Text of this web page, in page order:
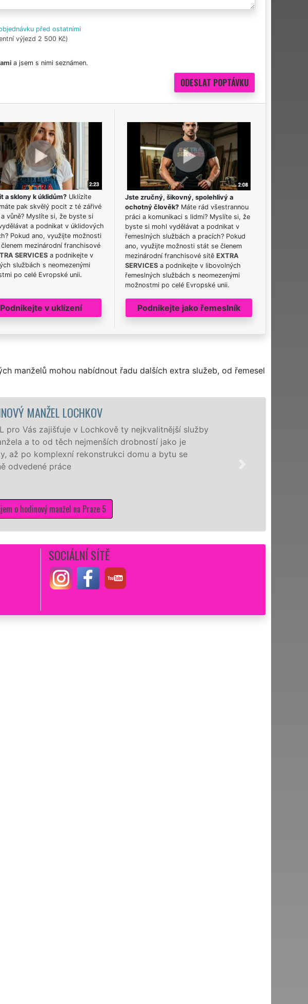
před ostatními
výjezd 2 500 Kč)
a jsem s nimi seznámen.
a sklony k úklidům?Uklízíte
pak skvělý pocit z té zářivé
vůně? Myslíte si, že byste si
a podnikat v úklidových
Pokud ano, využijte možnosti
mezinárodní franchisové
SERVICESa podnikejte v
službách s neomezenými
po celé Evropské unii.
Podnikejte v uklízení
Jste zručný, šikovný, spolehlivý a
ochotný člověk? Máte rád všestrannou
práci a komunikaci s lidmi? Myslíte si, že
byste si mohl vydělávat a podnikat v
řemeslných službách a pracích? Pokud
ano, využijte možnosti stát se členem
mezinárodní franchisové sítěEXTRA
SERVICES a podnikejte v libovolných
řemeslných službách s neomezenými
možnostmi po celé Evropské unii.
Podnikejte jako řemeslník
manželů mohou nabídnout řadu dalších extra služeb, od řemesel
nejkvalitnější služby
jako je
domu a bytu se
SOCIÁLNÍ SÍTĚ